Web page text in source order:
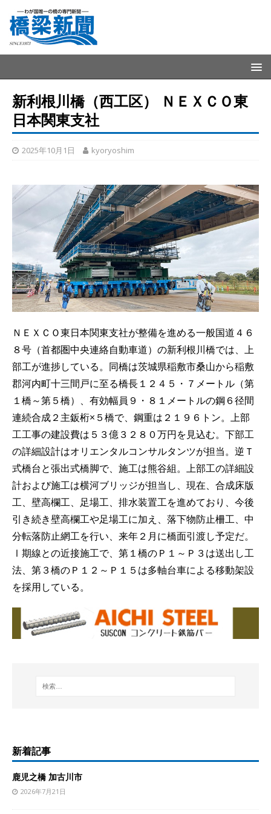
新利根川橋（西工区） ＮＥＸＣＯ東
日本関東支社
2025年10月1日 kyoryoshim
ＮＥＸＣＯ東日本関東支社が整備を進める一般国道４６
８号（首都圏中央連絡自動車道）の新利根川橋では、上
部工が進捗している。同橋は茨城県稲敷市桑山から稲敷
郡河内町十三間戸に至る橋長１２４５・７メートル（第
１橋～第５橋）、有効幅員９・８１メートルの鋼６径間
連続合成２主鈑桁×５橋で、鋼重は２１９６トン。上部
工工事の建設費は５３億３２８０万円を見込む。下部工
の詳細設計はオリエンタルコンサルタンツが担当。逆Ｔ
式橋台と張出式橋脚で、施工は熊谷組。上部工の詳細設
計および施工は横河ブリッジが担当し、現在、合成床版
工、壁高欄工、足場工、排水装置工を進めており、今後
引き続き壁高欄工や足場工に加え、落下物防止柵工、中
分転落防止網工を行い、来年２月に橋面引渡し予定だ。
Ⅰ期線との近接施工で、第１橋のＰ１～Ｐ３は送出し工
法、第３橋のＰ１２～Ｐ１５は多軸台車による移動架設
を採用している。
新着記事
鹿児之橋 加古川市
2026年7月21日